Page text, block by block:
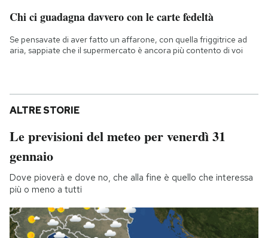
Chi ci guadagna davvero con le carte fedeltà
Se pensavate di aver fatto un affarone, con quella friggitrice ad
aria, sappiate che il supermercato è ancora più contento di voi
ALTRE STORIE
Le previsioni del meteo per venerdì 31
gennaio
Dove pioverà e dove no, che alla fine è quello che interessa
più o meno a tutti